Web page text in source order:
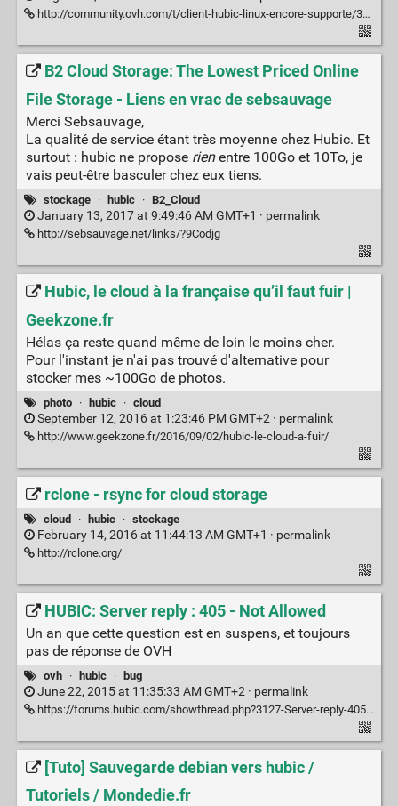
http://community.ovh.com/t/client-hubic-linux-encore-supporte/3649/14
B2 Cloud Storage: The Lowest Priced Online
File Storage - Liens en vrac de sebsauvage
Merci Sebsauvage,
La qualité de service étant très moyenne chez Hubic. Et
surtout : hubic ne propose rienentre 100Go et 10To, je
vais peut-être basculer chez eux tiens.
stockage · hubic · B2_Cloud
January 13, 2017 at 9:49:46 AM GMT+1 · permalink
http://sebsauvage.net/links/?9Codjg
Hubic, le cloud à la française qu’il faut fuir |
Geekzone.fr
Hélas ça reste quand même de loin le moins cher.
Pour l'instant je n'ai pas trouvé d'alternative pour
stocker mes ~100Go de photos.
photo · hubic · cloud
September 12, 2016 at 1:23:46 PM GMT+2 · permalink
http://www.geekzone.fr/2016/09/02/hubic-le-cloud-a-fuir/
rclone - rsync for cloud storage
cloud · hubic · stockage
February 14, 2016 at 11:44:13 AM GMT+1 · permalink
http://rclone.org/
HUBIC: Server reply : 405 - Not Allowed
Un an que cette question est en suspens, et toujours
pas de réponse de OVH
ovh · hubic · bug
June 22, 2015 at 11:35:33 AM GMT+2 · permalink
https://forums.hubic.com/showthread.php?3127-Server-reply-405-Not-Allowed
[Tuto] Sauvegarde debian vers hubic /
Tutoriels / Mondedie.fr